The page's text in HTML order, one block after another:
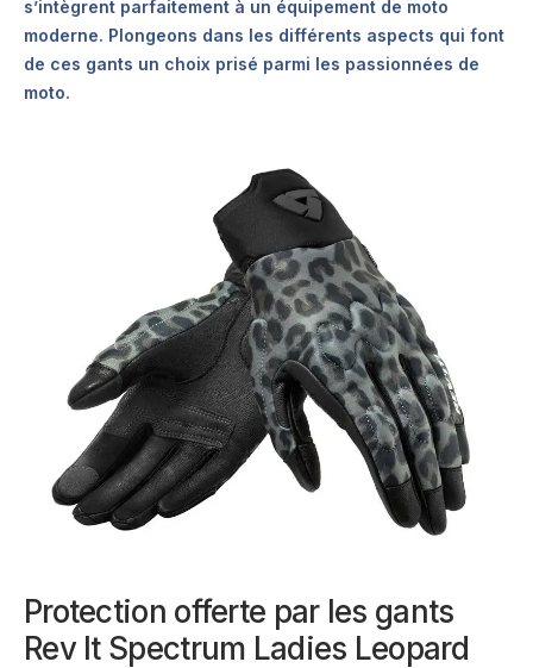
s’intègrent parfaitement à un équipement de moto
moderne. Plongeons dans les différents aspects qui font
de ces gants un choix prisé parmi les passionnées de
moto.
Protection offerte par les gants
Rev It Spectrum Ladies Leopard